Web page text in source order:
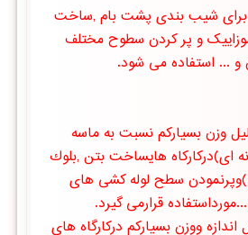
برای شیب بندی پشت بام ,ساخت
و پر کردن سطوح مختلف
و ... استفاده می شود.
وزن بسیاركم نسبت به ماسه
ای)دركاركاه هایساخت بتن ,بلوك
سطح لوله كشی های
قرارمی گیرد.
ووزن بسیاركم دركارگاه های